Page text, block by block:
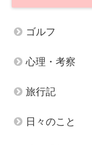
ゴルフ
心理・考察
旅行記
日々のこと